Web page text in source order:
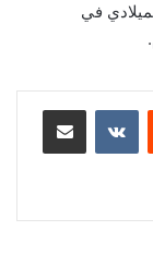
في
مشاركة عبر البريد